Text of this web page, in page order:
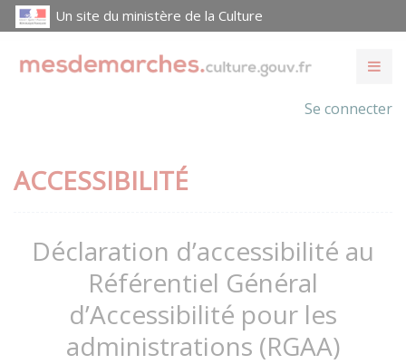
Un site du ministère de la Culture
Se connecter
ACCESSIBILITÉ
Déclaration d’accessibilité au
Référentiel Général
d’Accessibilité pour les
administrations (RGAA)